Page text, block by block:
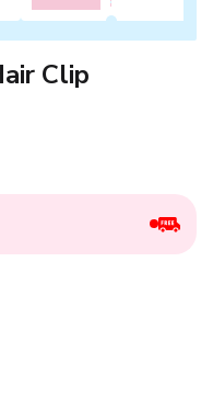
Clip